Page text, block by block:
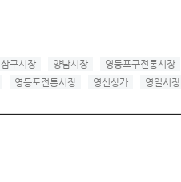
삼구시장 양남시장 영등포구전통시장
영등포전통시장 영신상가 영일시장